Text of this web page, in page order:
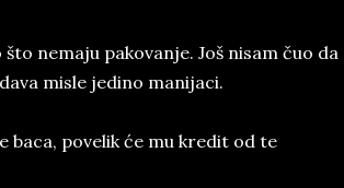
nemaju pakovanje. Još nisam čuo da
misle jedino manijaci.
baca, povelik će mu kredit od te